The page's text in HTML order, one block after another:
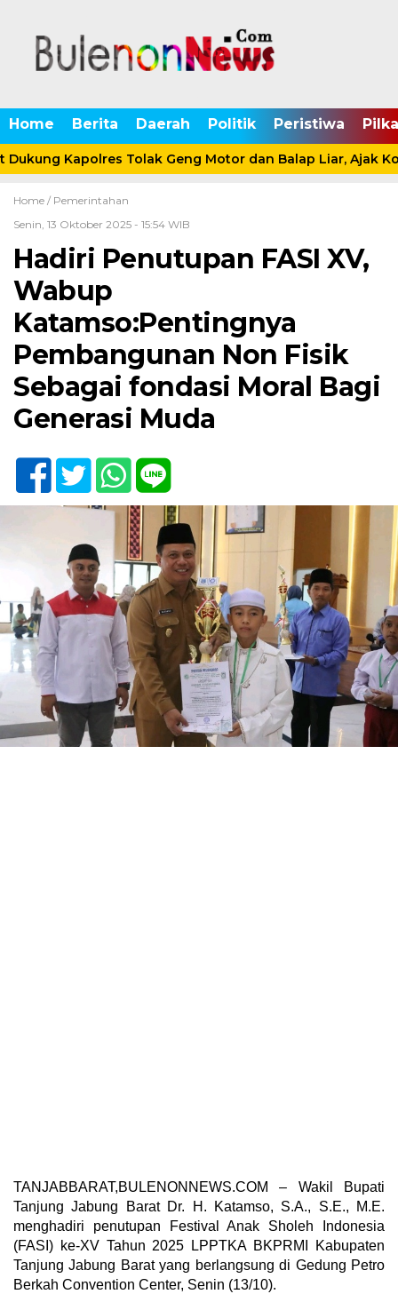
Home Berita Daerah Politik Peristiwa
Kapolres Tolak Geng Motor dan Balap Liar, Ajak
Home / Pemerintahan
Senin, 13 Oktober 2025 - 15:54 WIB
Hadiri Penutupan FASI XV,
Wabup
Katamso:Pentingnya
Pembangunan Non Fisik
Sebagai fondasi Moral Bagi
Generasi Muda
TANJABBARAT,BULENONNEWS.COM – Wakil Bupati
Tanjung Jabung Barat Dr. H. Katamso, S.A., S.E., M.E.
menghadiri penutupan Festival Anak Sholeh Indonesia
(FASI) ke-XV Tahun 2025 LPPTKA BKPRMI Kabupaten
Tanjung Jabung Barat yang berlangsung di Gedung Petro
Berkah Convention Center, Senin (13/10).